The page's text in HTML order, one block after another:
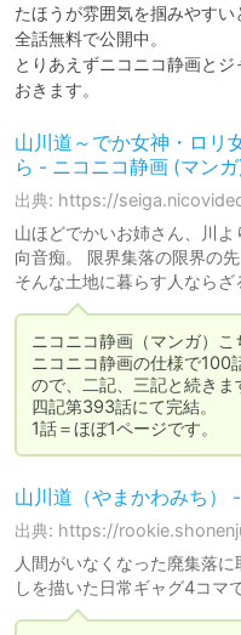
たほうが雰囲気を掴みやすい
全話無料で公開中。
とりあえずニコニコ静画と
おきます。
山川道～でか女神・ロリ
ら - ニコニコ静画 (マンガ
出典: https://
山ほどでかいお姉さん、川
向音痴。 限界集落の限界の
そんな土地に暮らす人ならざ
ニコニコ静画（マンガ）こ
ニコニコ静画の仕様で100
ので、二記、三記と続きま
四記第393話にて完結。
1話＝ほぼ1ページです。
山川道（やまかわみち）
出典: https://
人間がいなくなった廃集落
しを描いた日常ギャグ4コマで